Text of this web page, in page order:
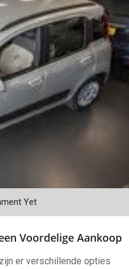
Yet
Voordelige Aankoop
er verschillende opties